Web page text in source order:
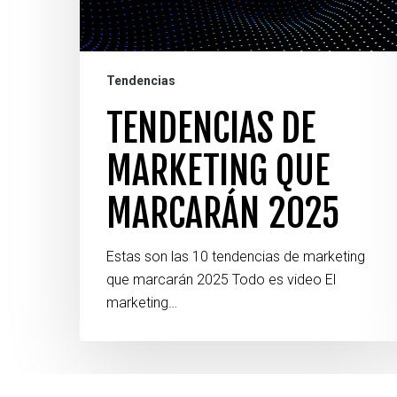
Tendencias
TENDENCIAS DE
MARKETING QUE
MARCARÁN 2025
Estas son las 10 tendencias de marketing
que marcarán 2025 Todo es video El
marketing…